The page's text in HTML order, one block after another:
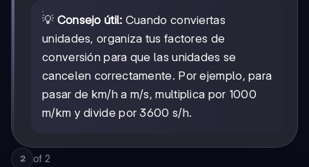
💡 Consejo útil: Cuando conviertas
unidades, organiza tus factores de
conversión para que las unidades se
cancelen correctamente. Por ejemplo, para
pasar de km/h a m/s, multiplica por 1000
m/km y divide por 3600 s/h.
2 of 2